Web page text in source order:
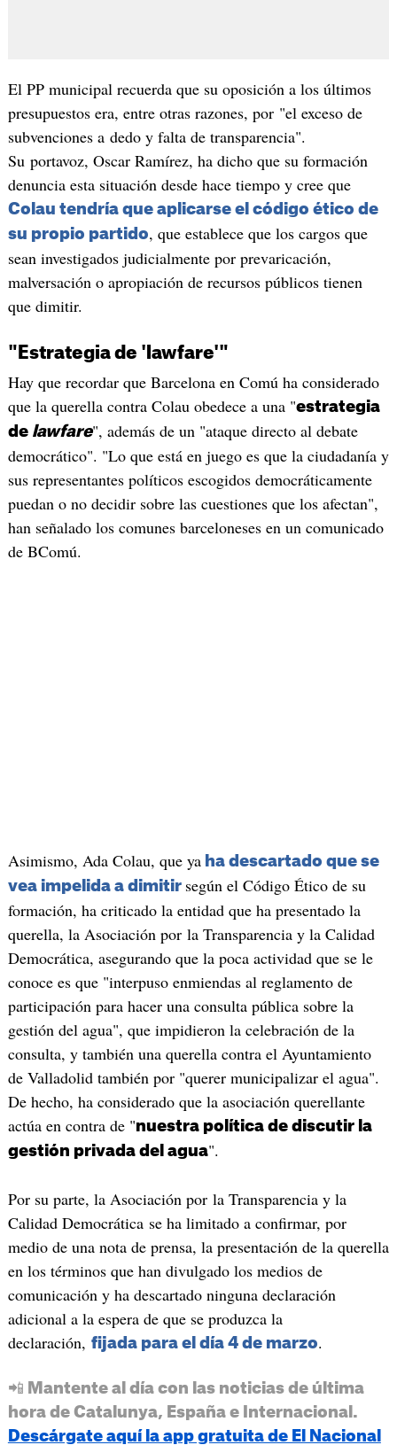
El PP municipal recuerda que su oposición a los últimos
presupuestos era, entre otras razones, por "el exceso de
subvenciones a dedo y falta de transparencia".
Su portavoz, Oscar Ramírez, ha dicho que su formación
denuncia esta situación desde hace tiempo y cree que
Colau tendría que aplicarse el código ético de
su propio partido, que establece que los cargos que
sean investigados judicialmente por prevaricación,
malversación o apropiación de recursos públicos tienen
que dimitir.
"Estrategia de 'lawfare'"
Hay que recordar que Barcelona en Comú ha considerado
que la querella contra Colau obedece a una "estrategia
de lawfare", además de un "ataque directo al debate
democrático". "Lo que está en juego es que la ciudadanía y
sus representantes políticos escogidos democráticamente
puedan o no decidir sobre las cuestiones que los afectan",
han señalado los comunes barceloneses en un comunicado
de BComú.
Asimismo, Ada Colau, que ya ha descartado que se
vea impelida a dimitir según el Código Ético de su
formación, ha criticado la entidad que ha presentado la
querella, la Asociación por la Transparencia y la Calidad
Democrática, asegurando que la poca actividad que se le
conoce es que "interpuso enmiendas al reglamento de
participación para hacer una consulta pública sobre la
gestión del agua", que impidieron la celebración de la
consulta, y también una querella contra el Ayuntamiento
de Valladolid también por "querer municipalizar el agua".
De hecho, ha considerado que la asociación querellante
actúa en contra de "nuestra política de discutir la
gestión privada del agua".
Por su parte, la Asociación por la Transparencia y la
Calidad Democrática se ha limitado a confirmar, por
medio de una nota de prensa, la presentación de la querella
en los términos que han divulgado los medios de
comunicación y ha descartado ninguna declaración
adicional a la espera de que se produzca la
declaración, fijada para el día 4 de marzo.
📲 Mantente al día con las noticias de última
hora de Catalunya, España e Internacional.
Descárgate aquí la app gratuita de El Nacional